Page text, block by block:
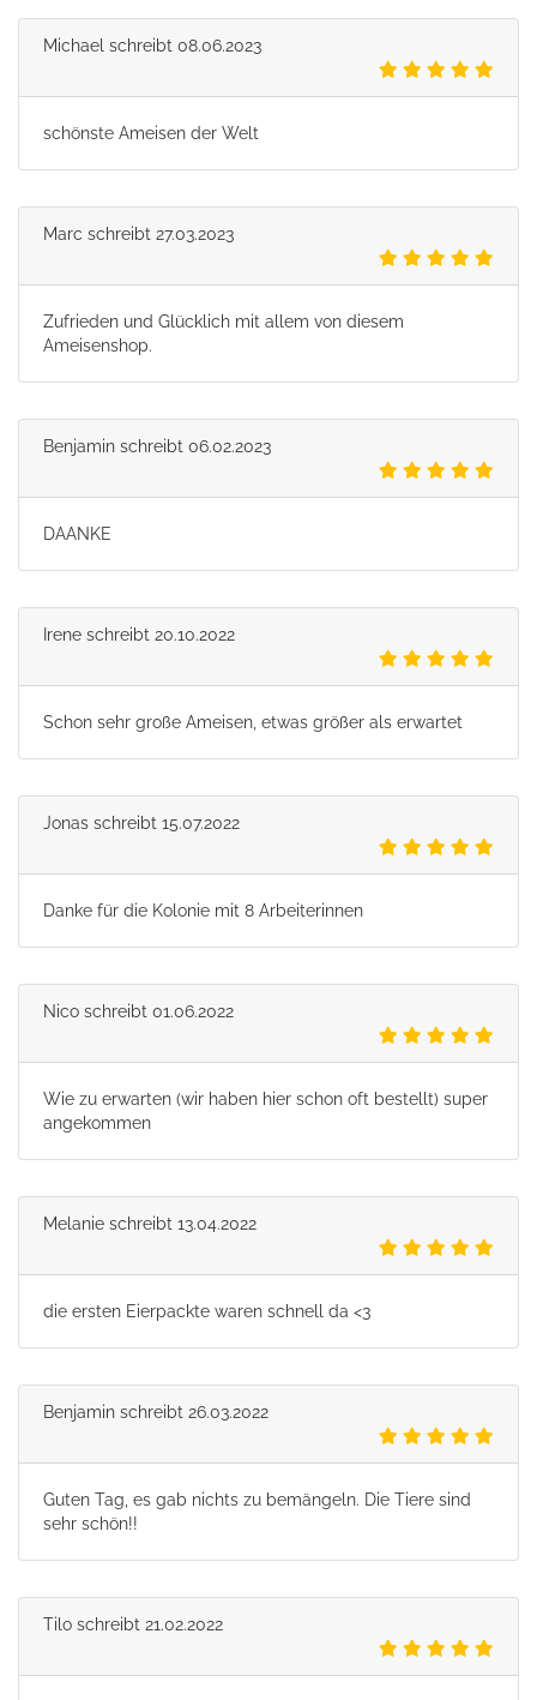
Michael schreibt 08.06.2023
schönste Ameisen der Welt
Marc schreibt 27.03.2023
Zufrieden und Glücklich mit allem von diesem
Ameisenshop.
Benjamin schreibt 06.02.2023
DAANKE
Irene schreibt 20.10.2022
Schon sehr große Ameisen, etwas größer als erwartet
Jonas schreibt 15.07.2022
Danke für die Kolonie mit 8 Arbeiterinnen
Nico schreibt 01.06.2022
Wie zu erwarten (wir haben hier schon oft bestellt) super
angekommen
Melanie schreibt 13.04.2022
die ersten Eierpackte waren schnell da <3
Benjamin schreibt 26.03.2022
Guten Tag, es gab nichts zu bemängeln. Die Tiere sind
sehr schön!!
Tilo schreibt 21.02.2022